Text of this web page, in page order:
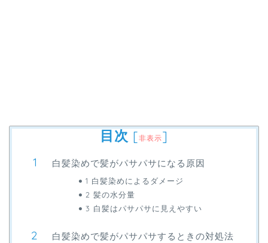
目次 [非表示]
白髪染めで髪がパサパサになる原因
1 白髪染めによるダメージ
2 髪の水分量
3 白髪はパサパサに見えやすい
白髪染めで髪がパサパサするときの対処法